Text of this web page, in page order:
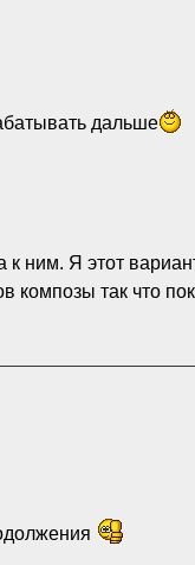
дальше
ним. Я этот
композы так что